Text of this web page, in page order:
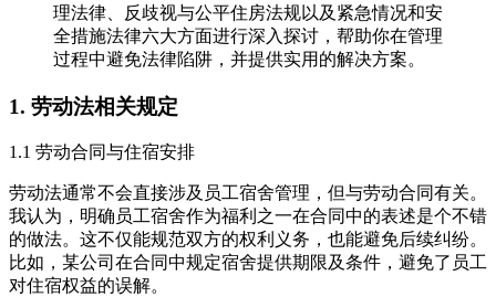
理法律、反歧视与公平住房法规以及紧急情况和安
全措施法律六大方面进行深入探讨，帮助你在管理
过程中避免法律陷阱，并提供实用的解决方案。
1. 劳动法相关规定
1.1 劳动合同与住宿安排
劳动法通常不会直接涉及员工宿舍管理，但与劳动合同有关。
我认为，明确员工宿舍作为福利之一在合同中的表述是个不错
的做法。这不仅能规范双方的权利义务，也能避免后续纠纷。
比如，某公司在合同中规定宿舍提供期限及条件，避免了员工
对住宿权益的误解。